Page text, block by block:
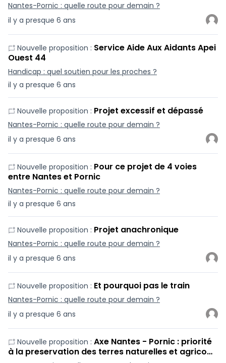
il y a presque 6 ans
Nantes-Pornic : quelle route pour demain ?
il y a presque 6 ans
Nouvelle proposition : Service Aide Aux Aidants Apei
Ouest 44
Handicap : quel soutien pour les proches ?
il y a presque 6 ans
Nouvelle proposition : Projet excessif et dépassé
Nantes-Pornic : quelle route pour demain ?
il y a presque 6 ans
Nouvelle proposition : Pour ce projet de 4 voies
entre Nantes et Pornic
Nantes-Pornic : quelle route pour demain ?
il y a presque 6 ans
Nouvelle proposition : Projet anachronique
Nantes-Pornic : quelle route pour demain ?
il y a presque 6 ans
Nouvelle proposition : Et pourquoi pas le train
Nantes-Pornic : quelle route pour demain ?
Nouvelle proposition : Axe Nantes - Pornic : priorité
à la preservation des terres naturelles et agrico…